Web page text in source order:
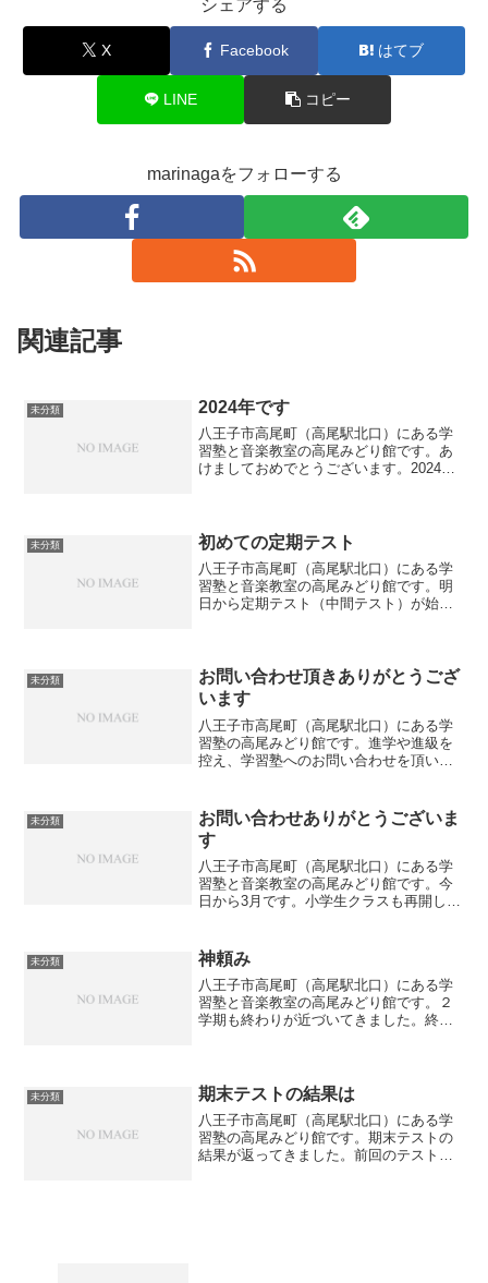
シェアする
X Facebook はてブ
LINE コピー
marinagaをフォローする
関連記事
未分類 2024年です
八王子市高尾町（高尾駅北口）にある学
習塾と音楽教室の高尾みどり館です。あ
けましておめでとうございます。2024年
間で復活していること...
未分類 初めての定期テスト
八王子市高尾町（高尾駅北口）にある学
習塾と音楽教室の高尾みどり館です。明
日から定期テスト（中間テスト）が始ま
まずは自分で勉強してきた...
未分類
お問い合わせ頂きありがとうござ
います
八王子市高尾町（高尾駅北口）にある学
習塾の高尾みどり館です。進学や進級を
控え、学習塾へのお問い合わせを頂いて
いてから入塾を決めて頂きたいと思って
おります。無料体験授業後...
未分類
お問い合わせありがとうございま
す
八王子市高尾町（高尾駅北口）にある学
習塾と音楽教室の高尾みどり館です。今
日から3月です。小学生クラスも再開して
ます。お問い合わせありがとうございま
す。3月度の中学生クラ...
未分類 神頼み
八王子市高尾町（高尾駅北口）にある学
習塾と音楽教室の高尾みどり館です。２
学期も終わりが近づいてきました。終業
に例年通り神頼みをしてま...
未分類 期末テストの結果は
八王子市高尾町（高尾駅北口）にある学
習塾の高尾みどり館です。期末テストの
結果が返ってきました。前回のテストと